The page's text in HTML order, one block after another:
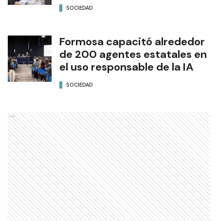
SOCIEDAD
Formosa capacitó alrededor
de 200 agentes estatales en
el uso responsable de la IA
SOCIEDAD
Ads